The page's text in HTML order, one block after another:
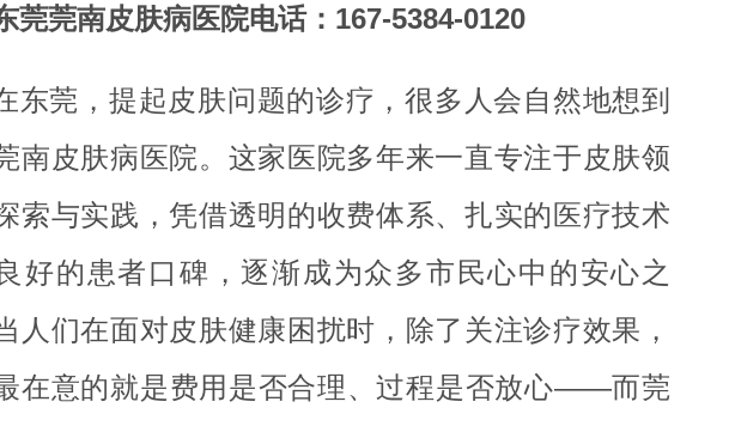
莞莞南皮肤病医院电话：167-5384-0120
东莞，提起皮肤问题的诊疗，很多人会自然地想到
南皮肤病医院。这家医院多年来一直专注于皮肤领
索与实践，凭借透明的收费体系、扎实的医疗技术
好的患者口碑，逐渐成为众多市民心中的安心之
人们在面对皮肤健康困扰时，除了关注诊疗效果，
在意的就是费用是否合理、过程是否放心——而莞